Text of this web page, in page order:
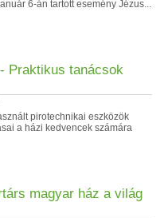
6-án tartott esemény Jézus...
Praktikus tanácsok
pirotechnikai eszközök
a házi kedvencek számára
magyar ház a világ